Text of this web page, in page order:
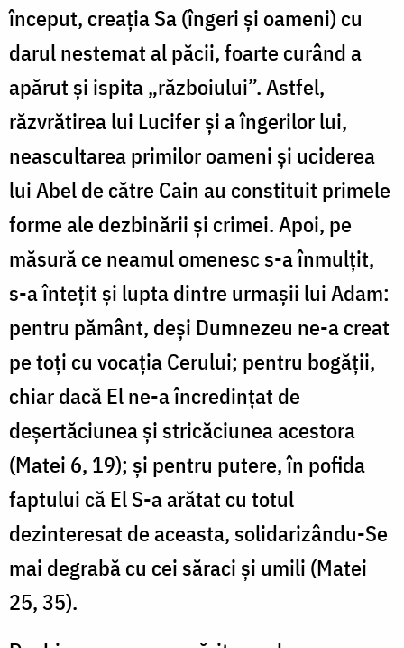
început, creația Sa (îngeri și oameni) cu
darul nestemat al păcii, foarte curând a
apărut și ispita „războiului”. Astfel,
răzvrătirea lui Lucifer și a îngerilor lui,
neascultarea primilor oameni și uciderea
lui Abel de către Cain au constituit primele
forme ale dezbinării și crimei. Apoi, pe
măsură ce neamul omenesc s-a înmulțit,
s-a întețit și lupta dintre urmașii lui Adam:
pentru pământ, deși Dumnezeu ne-a creat
pe toți cu vocația Cerului; pentru bogății,
chiar dacă El ne-a încredințat de
deșertăciunea și stricăciunea acestora
(Matei 6, 19); și pentru putere, în pofida
faptului că El S-a arătat cu totul
dezinteresat de aceasta, solidarizându-Se
mai degrabă cu cei săraci și umili (Matei
25, 35).